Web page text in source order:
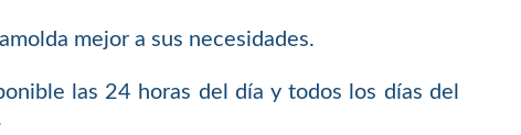
mejor a sus necesidades.
las 24 horas del día y todos los días del